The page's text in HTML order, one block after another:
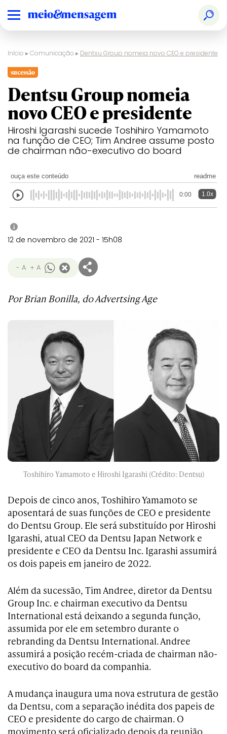
Início ▸Comunicação ▸ Dentsu Group nomeia novo CEO e presidente
sucessão
Dentsu Group nomeia
novo CEO e presidente
Hiroshi Igarashi sucede Toshihiro Yamamoto
na função de CEO; Tim Andree assume posto
de chairman não-executivo do board
ouça este conteúdo readme
0:00 1.0x
i
12 de novembro de 2021 - 15h08
- A + A
Por Brian Bonilla, do Advertsing Age
Toshihiro Yamamoto e Hiroshi Igarashi (Crédito: Dentsu)
Depois de cinco anos, Toshihiro Yamamoto se
aposentará de suas funções de CEO e presidente
do Dentsu Group. Ele será substituído por Hiroshi
Igarashi, atual CEO da Dentsu Japan Network e
presidente e CEO da Dentsu Inc. Igarashi assumirá
os dois papeis em janeiro de 2022.
Além da sucessão, Tim Andree, diretor da Dentsu
Group Inc. e chairman executivo da Dentsu
International está deixando a segunda função,
assumida por ele em setembro durante o
rebranding da Dentsu International. Andree
assumirá a posição recém-criada de chairman não-
executivo do board da companhia.
A mudança inaugura uma nova estrutura de gestão
da Dentsu, com a separação inédita dos papeis de
CEO e presidente do cargo de chairman. O
movimento será oficializado depois da reunião